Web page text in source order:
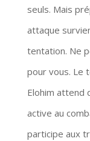
seuls. Mais
attaque
tentation. Ne
pour vous. Le
Elohim attend
active au
participe aux